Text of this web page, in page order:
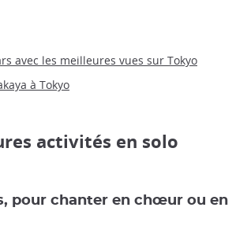
avec les meilleures vues sur Tokyo
à Tokyo
activités en solo
pour chanter en chœur ou en